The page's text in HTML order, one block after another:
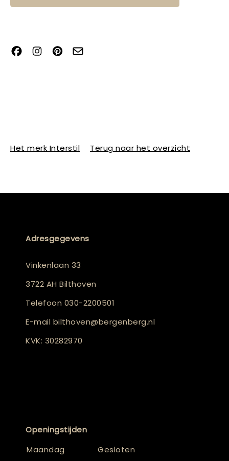
Het merk Interstil Terug naar het overzicht
Adresgegevens
Vinkenlaan 33
3722 AH Bilthoven
Telefoon 030-2200501
E-mail bilthoven@bergenberg.nl
KVK: 30282970
Openingstijden
Maandag
Gesloten